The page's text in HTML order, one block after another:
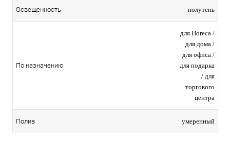
Освещенность полутень
По назначению
для Horeca /
для дома /
для офиса /
для подарка
/ для
торгового
центра
Полив умеренный